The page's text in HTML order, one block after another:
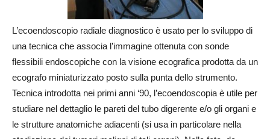
L’ecoendoscopio radiale diagnostico è usato per lo sviluppo di
una tecnica che associa l’immagine ottenuta con sonde
flessibili endoscopiche con la visione ecografica prodotta da un
ecografo miniaturizzato posto sulla punta dello strumento.
Tecnica introdotta nei primi anni ‘90, l’ecoendoscopia è utile per
studiare nel dettaglio le pareti del tubo digerente e/o gli organi e
le strutture anatomiche adiacenti (si usa in particolare nella